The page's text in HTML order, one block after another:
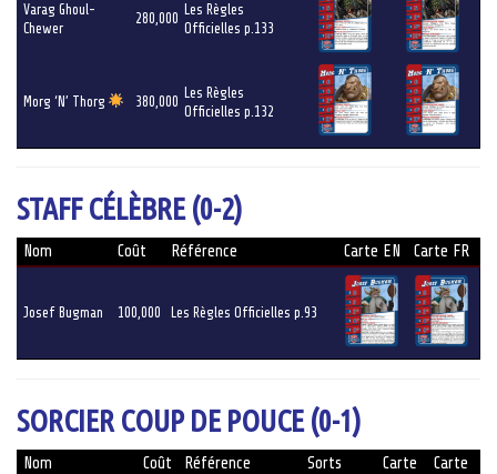
Varag Ghoul-
Chewer
280,000
Les Règles
Officielles p.133
Morg ‘N’ Thorg 380,000
Les Règles
Officielles p.132
STAFF CÉLÈBRE (0-2)
Nom Coût Référence Carte EN Carte FR
Josef Bugman 100,000 Les Règles Officielles p.93
SORCIER COUP DE POUCE (0-1)
Nom Coût Référence Sorts
Carte
Carte